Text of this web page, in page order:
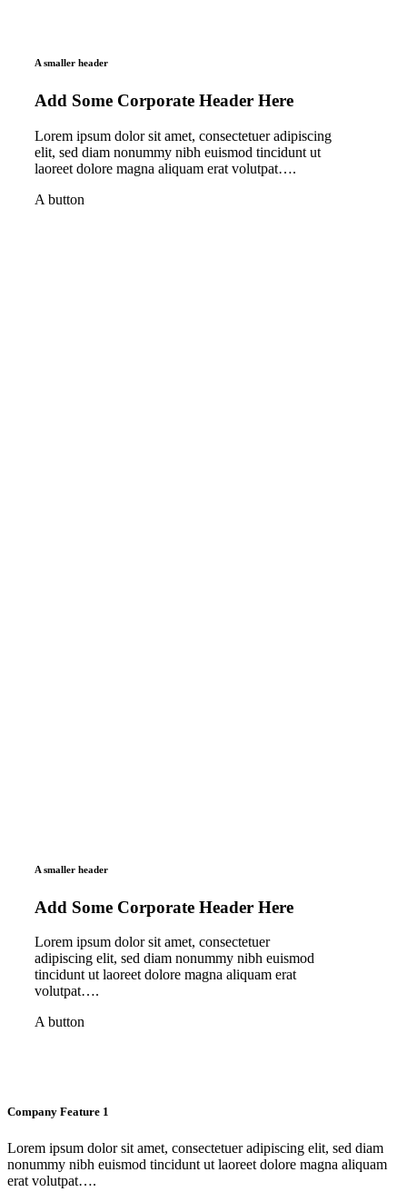
A smaller header
Add Some Corporate Header Here
Lorem ipsum dolor sit amet, consectetuer adipiscing
elit, sed diam nonummy nibh euismod tincidunt ut
laoreet dolore magna aliquam erat volutpat….
A button
A smaller header
Add Some Corporate Header Here
Lorem ipsum dolor sit amet, consectetuer
adipiscing elit, sed diam nonummy nibh euismod
tincidunt ut laoreet dolore magna aliquam erat
volutpat….
A button
Company Feature 1
Lorem ipsum dolor sit amet, consectetuer adipiscing elit, sed diam
nonummy nibh euismod tincidunt ut laoreet dolore magna aliquam
erat volutpat….